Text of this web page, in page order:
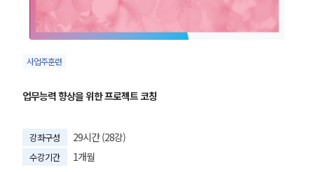
사업주훈련
업무능력 향상을 위한 프로젝트 코칭
강좌구성 29시간 (28강)
수강기간 1개월